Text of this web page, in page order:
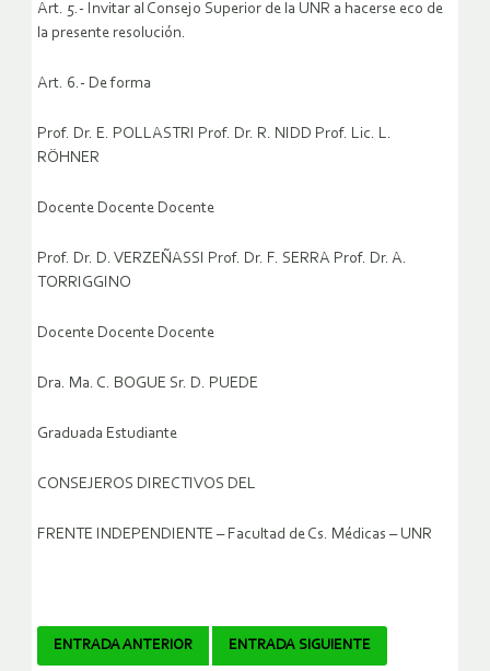
Art. 5.- Invitar al Consejo Superior de la UNR a hacerse eco de
la presente resolución.
Art. 6.- De forma
Prof. Dr. E. POLLASTRI Prof. Dr. R. NIDD Prof. Lic. L.
RÖHNER
Docente Docente Docente
Prof. Dr. D. VERZEÑASSI Prof. Dr. F. SERRA Prof. Dr. A.
TORRIGGINO
Docente Docente Docente
Dra. Ma. C. BOGUE Sr. D. PUEDE
Graduada Estudiante
CONSEJEROS DIRECTIVOS DEL
FRENTE INDEPENDIENTE – Facultad de Cs. Médicas – UNR
Navegador
ENTRADA ANTERIOR ENTRADA SIGUIENTE